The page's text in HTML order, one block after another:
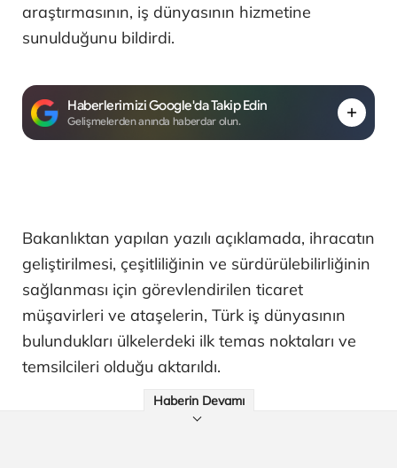
araştırmasının, iş dünyasının hizmetine
sunulduğunu bildirdi.
Haberlerimizi Google'da Takip Edin
Gelişmelerden anında haberdar olun.
Bakanlıktan yapılan yazılı açıklamada, ihracatın
geliştirilmesi, çeşitliliğinin ve sürdürülebilirliğinin
sağlanması için görevlendirilen ticaret
müşavirleri ve ataşelerin, Türk iş dünyasının
bulundukları ülkelerdeki ilk temas noktaları ve
temsilcileri olduğu aktarıldı.
Haberin Devamı